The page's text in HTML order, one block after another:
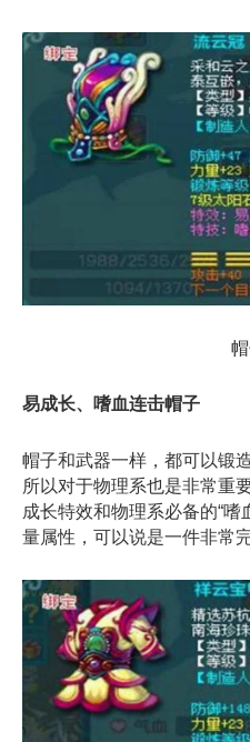
易成长、嗜血连击帽子
帽子和武器一样，都可以锻
所以对于物理系也是非常重
成长特效和物理系必备的“嗜
量属性，可以说是一件非常